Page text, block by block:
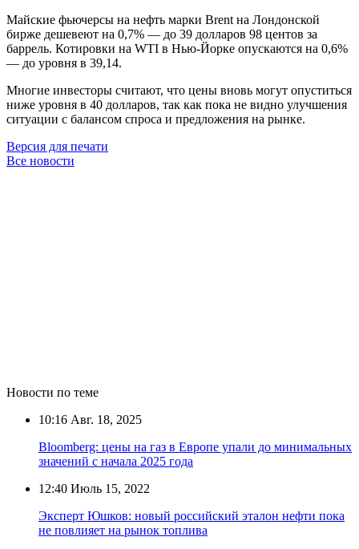
Майские фьючерсы на нефть марки Brent на Лондонской
бирже дешевеют на 0,7% — до 39 долларов 98 центов за
баррель. Котировки на WTI в Нью-Йорке опускаются на 0,6%
— до уровня в 39,14.
Многие инвесторы считают, что цены вновь могут опуститься
ниже уровня в 40 долларов, так как пока не видно улучшения
ситуации с балансом спроса и предложения на рынке.
Версия для печати
Все новости
Новости по теме
10:16 Авг. 18, 2025
Bloomberg: цены на газ в Европе упали до минимальных
значений с начала 2025 года
12:40 Июль 15, 2022
Эксперт Юшков: новый российский эталон нефти пока
не повлияет на рынок топлива